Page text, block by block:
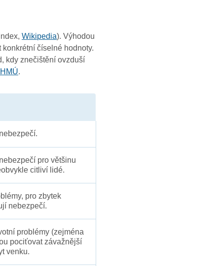
3
Wikipedia). Výhodou
číselné hodnoty.
kdy znečištění ovzduší
.
pro většinu
citliví lidé.
pro zbytek
nebezpečí.
problémy (zejména
pociťovat závažnější
venku.